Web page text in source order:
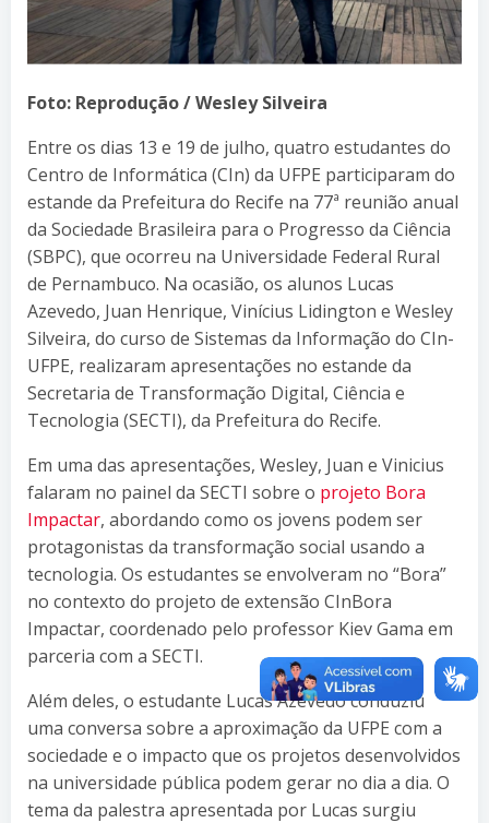
Foto: Reprodução / Wesley Silveira
Entre os dias 13 e 19 de julho, quatro estudantes do
Centro de Informática (CIn) da UFPE participaram do
estande da Prefeitura do Recife na 77ª reunião anual
da Sociedade Brasileira para o Progresso da Ciência
(SBPC), que ocorreu na Universidade Federal Rural
de Pernambuco. Na ocasião, os alunos Lucas
Azevedo, Juan Henrique, Vinícius Lidington e Wesley
Silveira, do curso de Sistemas da Informação do CIn-
UFPE, realizaram apresentações no estande da
Secretaria de Transformação Digital, Ciência e
Tecnologia (SECTI), da Prefeitura do Recife.
Em uma das apresentações, Wesley, Juan e Vinicius
falaram no painel da SECTI sobre o projeto Bora
Impactar, abordando como os jovens podem ser
protagonistas da transformação social usando a
tecnologia. Os estudantes se envolveram no “Bora”
no contexto do projeto de extensão CInBora
Impactar, coordenado pelo professor Kiev Gama em
parceria com a SECTI.
Além deles, o estudante Lucas Azevedo conduziu
uma conversa sobre a aproximação da UFPE com a
sociedade e o impacto que os projetos desenvolvidos
na universidade pública podem gerar no dia a dia. O
tema da palestra apresentada por Lucas surgiu